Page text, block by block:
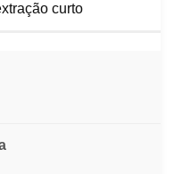
curto